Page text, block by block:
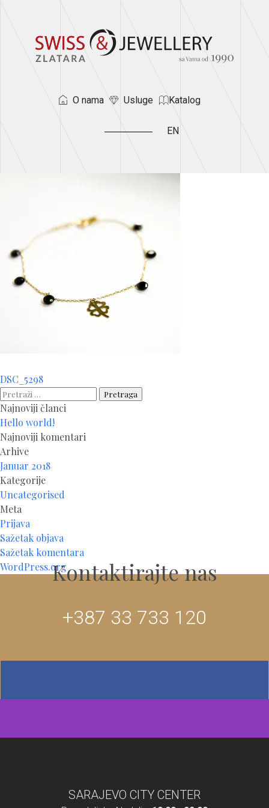
O nama Usluge Katalog
EN
Navigacija
članaka
DSC_5298
Pretraga:
Najnoviji članci
Hello world!
Najnoviji komentari
Arhive
Januar 2018
Kategorije
Uncategorised
Meta
Prijava
Sažetak objava
Sažetak komentara
WordPress.orgKontaktirajte nas
+387 33 733 120
SARAJEVO CITY CENTER